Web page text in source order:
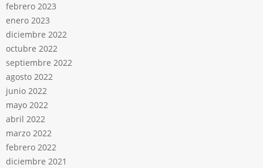
febrero 2023
enero 2023
diciembre 2022
octubre 2022
septiembre 2022
agosto 2022
junio 2022
mayo 2022
abril 2022
marzo 2022
febrero 2022
diciembre 2021